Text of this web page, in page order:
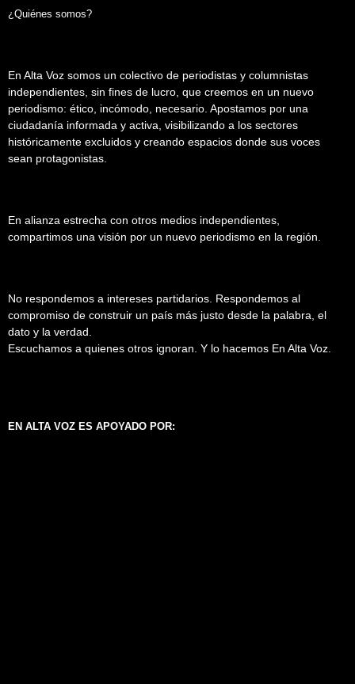
¿Quiénes somos?
En Alta Voz somos un colectivo de periodistas y columnistas
independientes, sin fines de lucro, que creemos en un nuevo
periodismo: ético, incómodo, necesario. Apostamos por una
ciudadanía informada y activa, visibilizando a los sectores
históricamente excluidos y creando espacios donde sus voces
sean protagonistas.
En alianza estrecha con otros medios independientes,
compartimos una visión por un nuevo periodismo en la región.
No respondemos a intereses partidarios. Respondemos al
compromiso de construir un país más justo desde la palabra, el
dato y la verdad.
Escuchamos a quienes otros ignoran. Y lo hacemos En Alta Voz.
EN ALTA VOZ ES APOYADO POR: